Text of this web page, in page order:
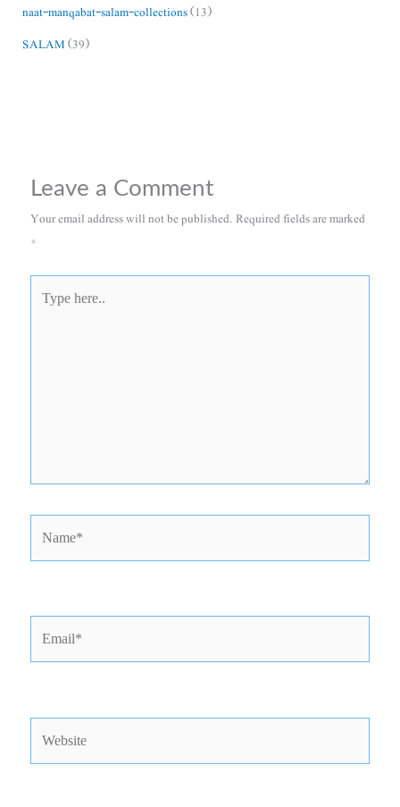
naat-manqabat-salam-collections(13)
SALAM(39)
Leave a Comment
Your email address will not be published.Required fields are marked
*
here..